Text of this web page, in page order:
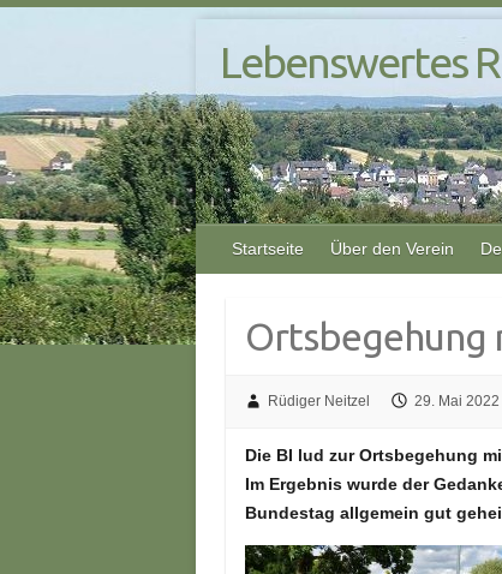
p
t
o
c
o
n
t
e
n
Lebenswertes
Startseite Über den Verein
Ortsbegehung
Rüdiger Neitzel 29. Mai 2022
Die BI lud zur Ortsbegehung
Im Ergebnis wurde der
Bundestag allgemein gut